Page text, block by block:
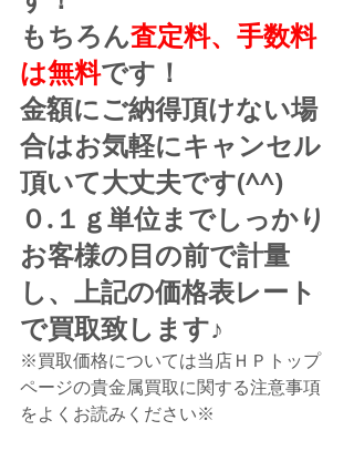
もちろん査定料、手数料
は無料です！
金額にご納得頂けない場
合はお気軽にキャンセル
頂いて大丈夫です(^^)
０.１ｇ単位までしっかり
お客様の目の前で計量
し、上記の価格表レート
で買取致します♪
※買取価格については当店ＨＰトップ
ページの貴金属買取に関する注意事項
をよくお読みください※